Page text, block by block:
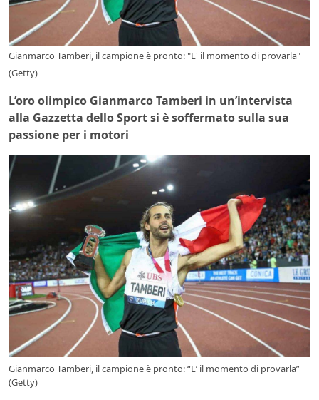
Gianmarco Tamberi, il campione è pronto: "E' il momento di provarla"
(Getty)
L’oro olimpico Gianmarco Tamberi in un’intervista
alla Gazzetta dello Sport si è soffermato sulla sua
passione per i motori
Gianmarco Tamberi, il campione è pronto: “E’ il momento di provarla”
(Getty)